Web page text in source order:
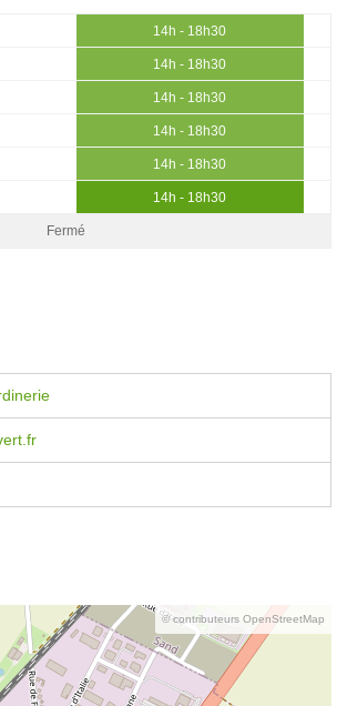
14h - 18h30
14h - 18h30
14h - 18h30
14h - 18h30
14h - 18h30
14h - 18h30
Fermé
© contributeurs OpenStreetMap